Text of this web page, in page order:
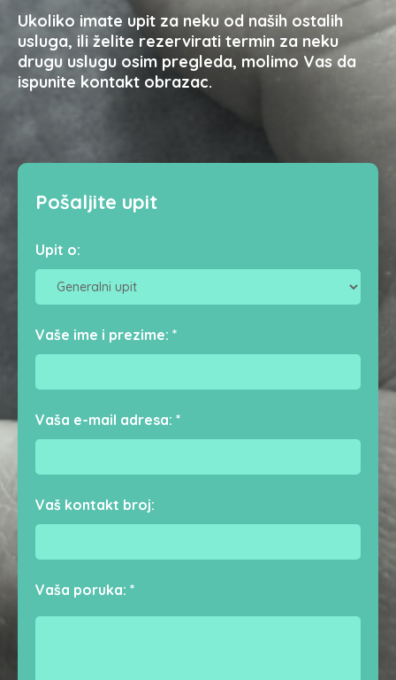
Ukoliko imate upit za neku od naših ostalih
usluga, ili želite rezervirati termin za neku
drugu uslugu osim pregleda, molimo Vas da
ispunite kontakt obrazac.
Pošaljite upit
Upit o:
Vaše ime i prezime: *
Vaša e-mail adresa: *
Vaš kontakt broj:
Vaša poruka: *